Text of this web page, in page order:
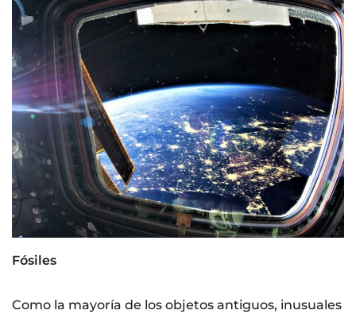
Fósiles
Como la mayoría de los objetos antiguos, inusuales